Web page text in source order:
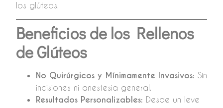
los glúteos.
Beneficios de los Rellenos
de Glúteos
No Quirúrgicos y Mínimamente Invasivos: Sin
incisiones ni anestesia general.
Resultados Personalizables: Desde un leve